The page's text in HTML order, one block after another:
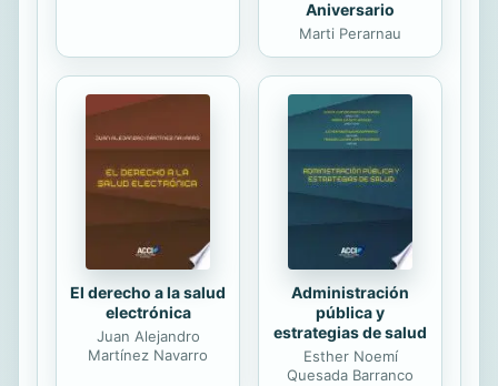
Aniversario
Marti Perarnau
El derecho a la salud
electrónica
Juan Alejandro
Martínez Navarro
Administración
pública y
estrategias de salud
Esther Noemí
Quesada Barranco